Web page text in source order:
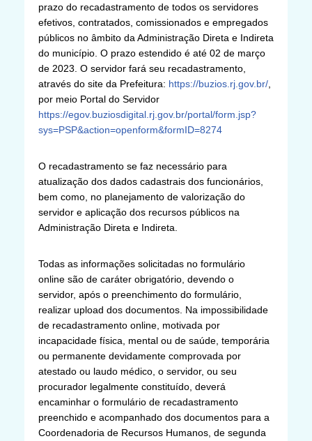
prazo do recadastramento de todos os servidores
efetivos, contratados, comissionados e empregados
públicos no âmbito da Administração Direta e Indireta
do município. O prazo estendido é até 02 de março
de 2023. O servidor fará seu recadastramento,
através do site da Prefeitura: https://buzios.rj.gov.br/
por meio Portal do Servidor
https://egov.buziosdigital.rj.gov.br/portal/form.jsp?
sys=PSP&action=openform&formID=8274
O recadastramento se faz necessário para
atualização dos dados cadastrais dos funcionários,
bem como, no planejamento de valorização do
servidor e aplicação dos recursos públicos na
Administração Direta e Indireta.
Todas as informações solicitadas no formulário
online são de caráter obrigatório, devendo o
servidor, após o preenchimento do formulário,
realizar upload dos documentos. Na impossibilidade
de recadastramento online, motivada por
incapacidade física, mental ou de saúde, temporária
ou permanente devidamente comprovada por
atestado ou laudo médico, o servidor, ou seu
procurador legalmente constituído, deverá
encaminhar o formulário de recadastramento
preenchido e acompanhado dos documentos para a
Coordenadoria de Recursos Humanos, de segunda